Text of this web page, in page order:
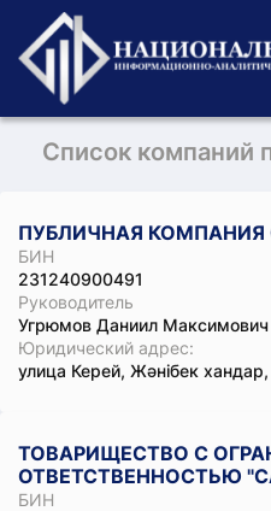
Список компаний
ПУБЛИЧНАЯ КОМПАНИЯ
БИН
231240900491
Руководитель
Угрюмов Даниил Максимович
Юридический адрес:
улица Керей, Жәнібек
ТОВАРИЩЕСТВО С
ОТВЕТСТВЕННОСТЬЮ
БИН